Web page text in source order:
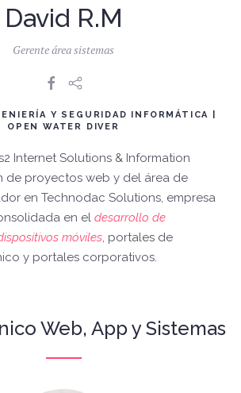
David R.M
Gerente área sistemas
Y SEGURIDAD INFORMÁTICA |
OPEN WATER DIVER
Internet Solutions & Information
de proyectos web y del área de
en Technodac Solutions, empresa
en el desarrollo de
móviles, portales de
y portales corporativos.
Web, App y Sistemas